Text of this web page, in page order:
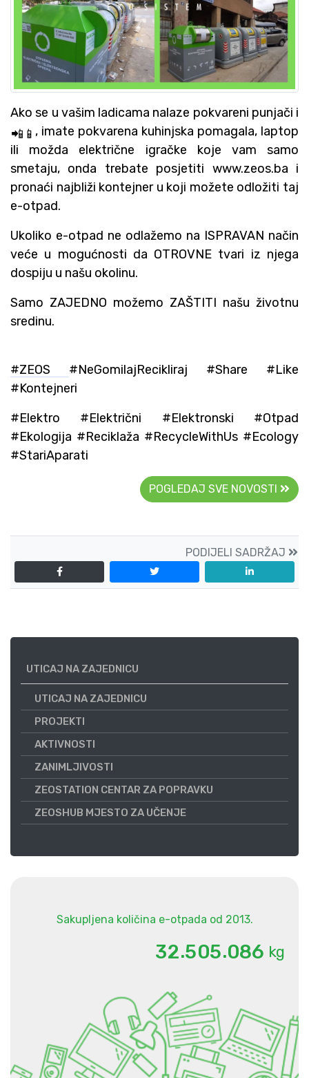
Ako se u vašim ladicama nalaze pokvareni punjači i
📲 📱 , imate pokvarena kuhinjska pomagala, laptop
ili možda električne igračke koje vam samo
smetaju, onda trebate posjetiti www.zeos.ba i
pronaći najbliži kontejner u koji možete odložiti taj
e-otpad.
Ukoliko e-otpad ne odlažemo na ISPRAVAN način
veće u mogućnosti da OTROVNE tvari iz njega
dospiju u našu okolinu.
Samo ZAJEDNO možemo ZAŠTITI našu životnu
sredinu.
#ZEOS #NeGomilajRecikliraj #Share #Like
#Kontejneri
#Elektro #Električni #Elektronski #Otpad
#Ekologija #Reciklaža #RecycleWithUs #Ecology
#StariAparati
POGLEDAJ SVE NOVOSTI
PODIJELI SADRŽAJ
UTICAJ NA ZAJEDNICU
UTICAJ NA ZAJEDNICU
PROJEKTI
AKTIVNOSTI
ZANIMLJIVOSTI
ZEOSTATION CENTAR ZA POPRAVKU
ZEOSHUB MJESTO ZA UČENJE
Sakupljena količina e-otpada od 2013.
32.505.086 kg